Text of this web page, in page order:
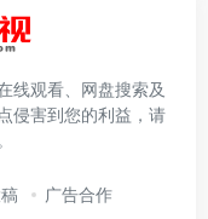
线观看、网盘搜索及
侵害到您的利益，请
广告合作